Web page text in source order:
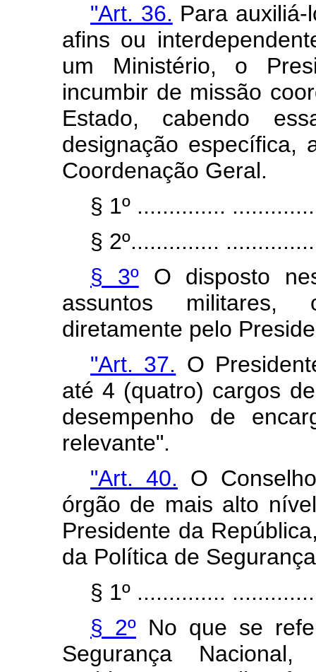
"Art. 36. Para
afins ou
um Ministério, o
incumbir de missão
Estado, cabendo
designação específica,
Coordenação Geral.
§ 1º ..............
§ 2º..............
§ 3ºO disposto
assuntos militares,
diretamente pelo
"Art. 37. O
até 4 (quatro) cargos
desempenho de
relevante".
"Art. 40. O
órgão de mais alto
Presidente da
da Política de
§ 1º ..............
§ 2ºNo que se
Segurança